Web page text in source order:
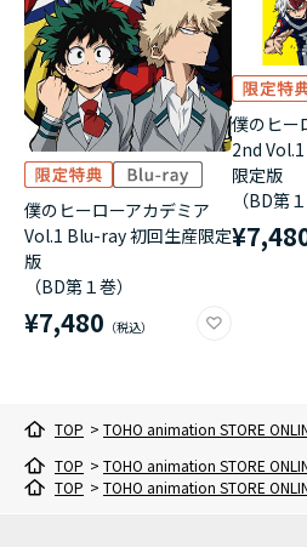
僕のヒーローアカデミア
Vol.1 Blu-ray 初回生産限定
版
（BD第１巻）
¥7,480
僕のヒー
2nd
限定版
（BD第１
TOP > TOHO animation STORE
TOP > TOHO animation STORE
TOP > TOHO animation STORE